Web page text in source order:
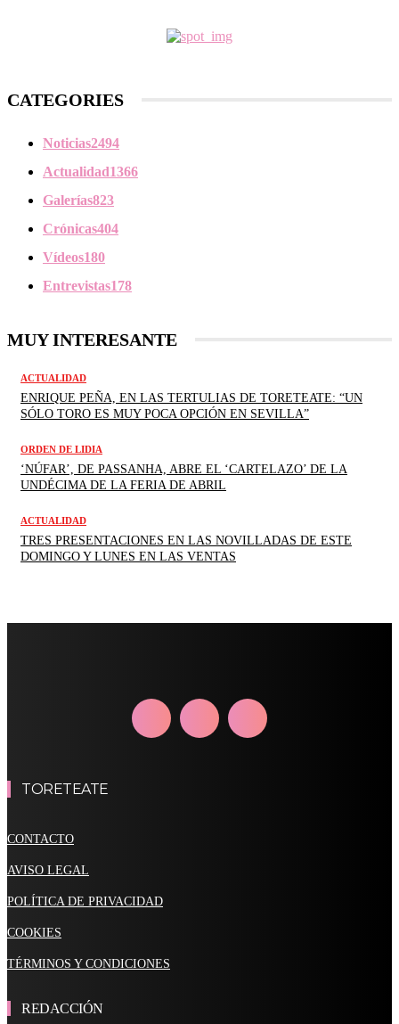
CATEGORIES
Noticias2494
Actualidad1366
Galerías823
Crónicas404
Vídeos180
Entrevistas178
MUY INTERESANTE
ACTUALIDAD
ENRIQUE PEÑA, EN LAS TERTULIAS DE TORETEATE: “UN
SÓLO TORO ES MUY POCA OPCIÓN EN SEVILLA”
ORDEN DE LIDIA
‘NÚFAR’, DE PASSANHA, ABRE EL ‘CARTELAZO’ DE LA
UNDÉCIMA DE LA FERIA DE ABRIL
ACTUALIDAD
TRES PRESENTACIONES EN LAS NOVILLADAS DE ESTE
DOMINGO Y LUNES EN LAS VENTAS
TORETEATE
CONTACTO
AVISO LEGAL
POLÍTICA DE PRIVACIDAD
COOKIES
TÉRMINOS Y CONDICIONES
REDACCIÓN